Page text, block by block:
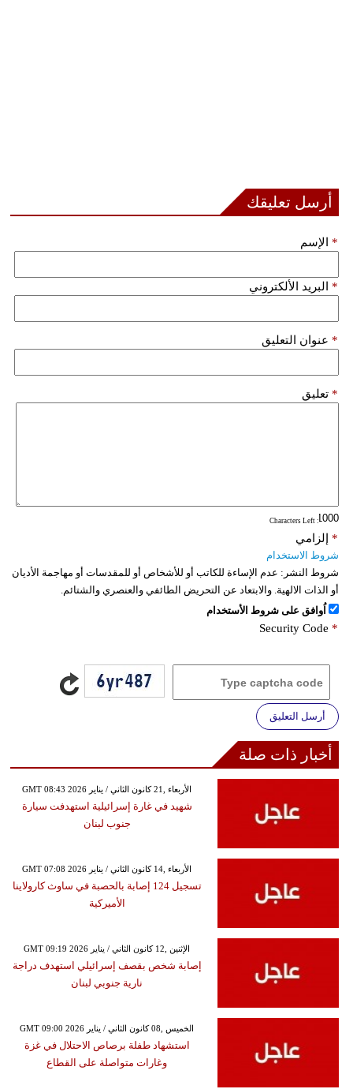
أرسل تعليقك
الإسم *
البريد الألكتروني *
عنوان التعليق *
تعليق *
: Characters Left
إلزامي *
شروط الاستخدام
شروط النشر: عدم الإساءة للكاتب أو للأشخاص أو للمقدسات أو مهاجمة الأديان
أو الذات الالهية. والابتعاد عن التحريض الطائفي والعنصري والشتائم.
اُوافق على شروط الأستخدام
Security Code *
أرسل التعليق
أخبار ذات صلة
GMT 08:43 2026 الأربعاء ,21 كانون الثاني / يناير
شهيد في غارة إسرائيلية استهدفت سيارة
جنوب لبنان
GMT 07:08 2026 الأربعاء ,14 كانون الثاني / يناير
تسجيل 124 إصابة بالحصبة في ساوث كارولاينا
الأميركية
GMT 09:19 2026 الإثنين ,12 كانون الثاني / يناير
إصابة شخص بقصف إسرائيلي استهدف دراجة
نارية جنوبي لبنان
GMT 09:00 2026 الخميس ,08 كانون الثاني / يناير
استشهاد طفلة برصاص الاحتلال في غزة
وغارات متواصلة على القطاع